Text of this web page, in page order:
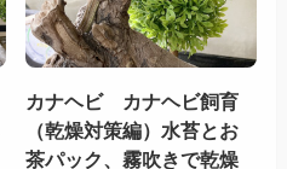
カナヘビ カナヘビ飼育
（乾燥対策編）水苔とお
茶パック、霧吹きで乾燥